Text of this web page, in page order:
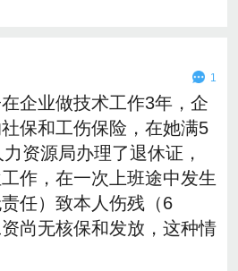
1
企业做技术工作3年，企
保和工伤保险，在她满5
资源局办理了退休证，
作，在一次上班途中发生
任）致本人伤残（6
尚无核保和发放，这种情